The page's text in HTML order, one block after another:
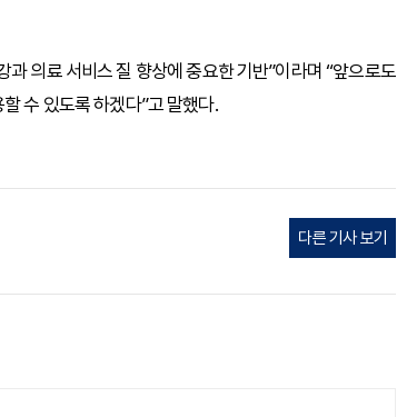
의료 서비스 질 향상에 중요한 기반”이라며 “앞으로도
수 있도록 하겠다”고 말했다.
다른 기사 보기